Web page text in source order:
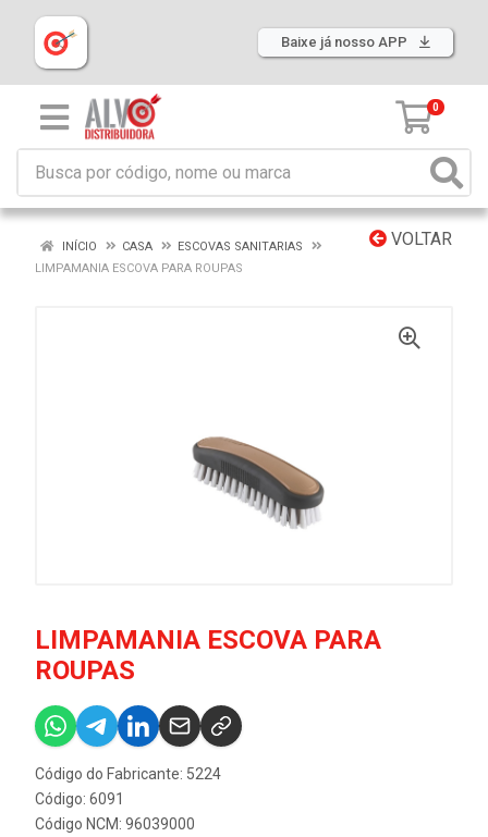
Baixe já nosso APP
0
VOLTAR
INÍCIO CASA
ESCOVAS SANITARIAS
LIMPAMANIA ESCOVA PARA ROUPAS
LIMPAMANIA ESCOVA PARA
ROUPAS
Código do Fabricante: 5224
Código: 6091
Código NCM: 96039000